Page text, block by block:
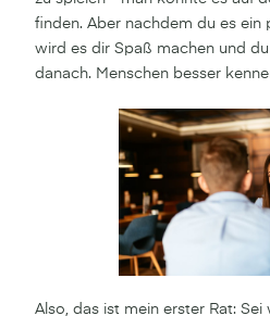
finden. Aber nachdem du es ein
wird es dir Spaß machen und
danach. Menschen besser
Also, das ist mein erster Rat: